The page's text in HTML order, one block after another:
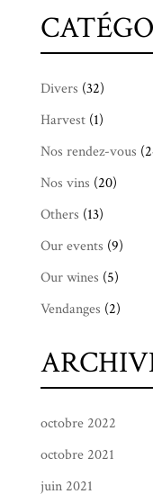
Divers (32)
Harvest(1)
Nos rendez-vous
Nos vins (20)
Others (13)
Our events (9)
Our wines (5)
Vendanges (2)
octobre 2022
octobre 2021
juin 2021